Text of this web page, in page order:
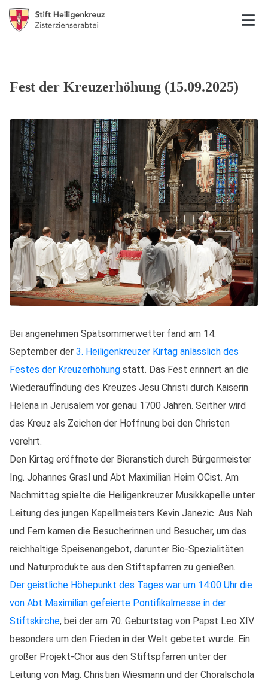
Fest der Kreuzerhöhung (15.09.2025)
Bei angenehmen Spätsommerwetter fand am 14.
September der 3. Heiligenkreuzer Kirtag anlässlich des
Festes der Kreuzerhöhung statt. Das Fest erinnert an die
Wiederauffindung des Kreuzes Jesu Christi durch Kaiserin
Helena in Jerusalem vor genau 1700 Jahren. Seither wird
das Kreuz als Zeichen der Hoffnung bei den Christen
verehrt.
Den Kirtag eröffnete der Bieranstich durch Bürgermeister
Ing. Johannes Grasl und Abt Maximilian Heim OCist. Am
Nachmittag spielte die Heiligenkreuzer Musikkapelle unter
Leitung des jungen Kapellmeisters Kevin Janezic. Aus Nah
und Fern kamen die Besucherinnen und Besucher, um das
reichhaltige Speisenangebot, darunter Bio-Spezialitäten
und Naturprodukte aus den Stiftspfarren zu genießen.
Der geistliche Höhepunkt des Tages war um 14:00 Uhr die
von Abt Maximilian gefeierte Pontifikalmesse in der
Stiftskirche, bei der am 70. Geburtstag von Papst Leo XIV.
besonders um den Frieden in der Welt gebetet wurde. Ein
großer Projekt-Chor aus den Stiftspfarren unter der
Leitung von Mag. Christian Wiesmann und der Choralschola